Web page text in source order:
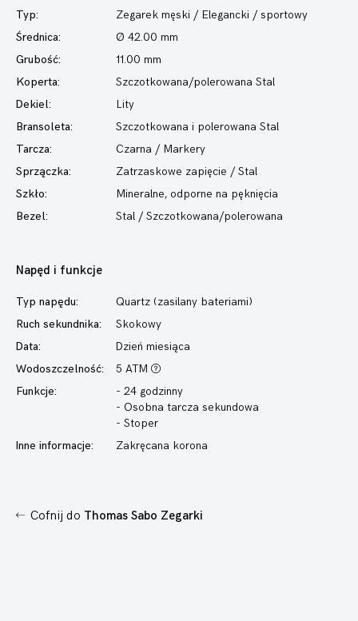
Typ: Zegarek męski / Elegancki / sportowy
Średnica:
Ø 42.00 mm
Grubość:
11.00 mm
Koperta:
Szczotkowana/polerowana Stal
Dekiel:
Lity
Bransoleta:
Szczotkowana i polerowana Stal
Tarcza:
Czarna / Markery
Sprzączka:
Zatrzaskowe zapięcie / Stal
Szkło:
Mineralne, odporne na pęknięcia
Bezel:
Stal / Szczotkowana/polerowana
Napęd i funkcje
Typ napędu:
Quartz (zasilany bateriami)
Ruch sekundnika:
Skokowy
Data:
Dzień miesiąca
Wodoszczelność:
5 ATM
Funkcje:
- 24 godzinny
- Osobna tarcza sekundowa
- Stoper
Inne informacje:
Zakręcana korona
Cofnij do Thomas Sabo Zegarki